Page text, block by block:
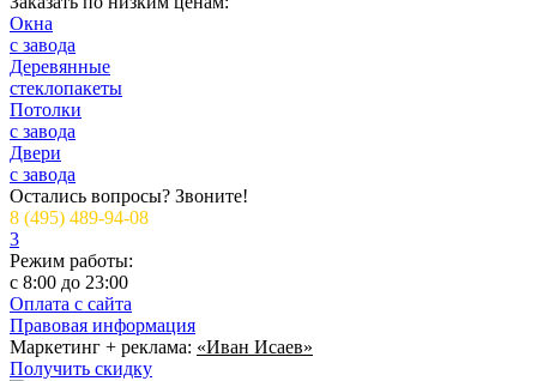
Окна
с завода
Деревянные
стеклопакеты
Потолки
с завода
Двери
с завода
Остались вопросы? Звоните!
8 (495) 489-94-08
3
Режим работы:
c 8:00 до 23:00
Оплата с сайта
Правовая информация
Маркетинг + реклама: «Иван Исаев»
Получить скидку